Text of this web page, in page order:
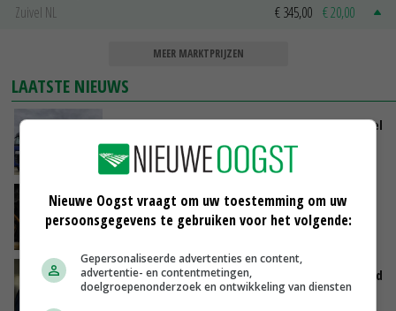
Zuivel NL
€ 345,00 € 20,00
MEER MARKTPRIJZEN
LAATSTE NIEUWS
ForFarmers groeit verder en ziet marktaandeel
toenemen
VANDAAG, 07:43
Zalmkweker wil ‘standaard neerzetten die als
voorbeeld kan dienen voor sector’
Jan Vernooij stopt bij Vee&Logistiek Nederland
Nieuwe Oogst vraagt om uw toestemming om uw
persoonsgegevens te gebruiken voor het volgende:
Gepersonaliseerde advertenties en content,
advertentie- en contentmetingen,
doelgroepenonderzoek en ontwikkeling van diensten